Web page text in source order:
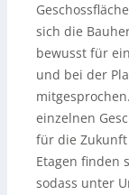
sich die
bewusst für
und bei der
einzelnen
für die
Etagen finden
sodass unter